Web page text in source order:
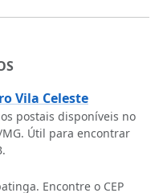
Vila Celeste
postais disponíveis no
Útil para encontrar
Encontre o CEP